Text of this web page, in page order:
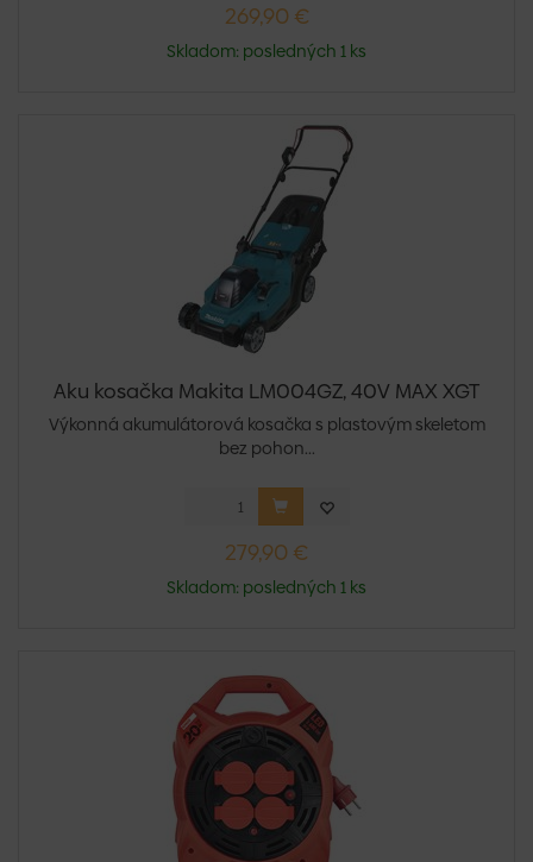
269,90 €
Skladom: posledných 1 ks
Aku kosačka Makita LM004GZ, 40V MAX XGT
Výkonná akumulátorová kosačka s plastovým skeletom
bez pohon...
279,90 €
Skladom: posledných 1 ks